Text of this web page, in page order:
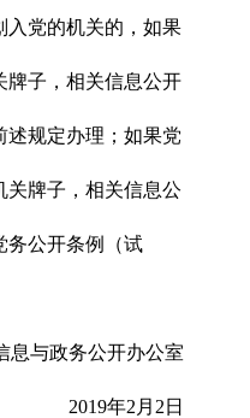
入党的机关的，如果
牌子，相关信息公开
述规定办理；如果党
关牌子，相关信息公
务公开条例（试
息与政务公开办公室
2019年2月2日